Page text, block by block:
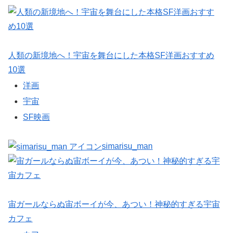
人類の新境地へ！宇宙を舞台にした本格SF洋画おすすめ
10選
洋画
宇宙
SF映画
simarisu_man
宙ガールならぬ宙ボーイが今、あつい！神秘的すぎる宇宙
カフェ